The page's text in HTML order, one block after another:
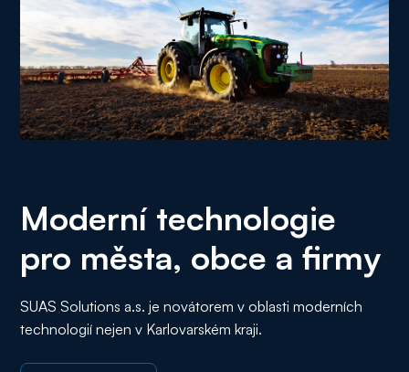
Moderní technologie
pro města, obce a firmy
SUAS Solutions a.s. je novátorem v oblasti moderních
technologií nejen v Karlovarském kraji.